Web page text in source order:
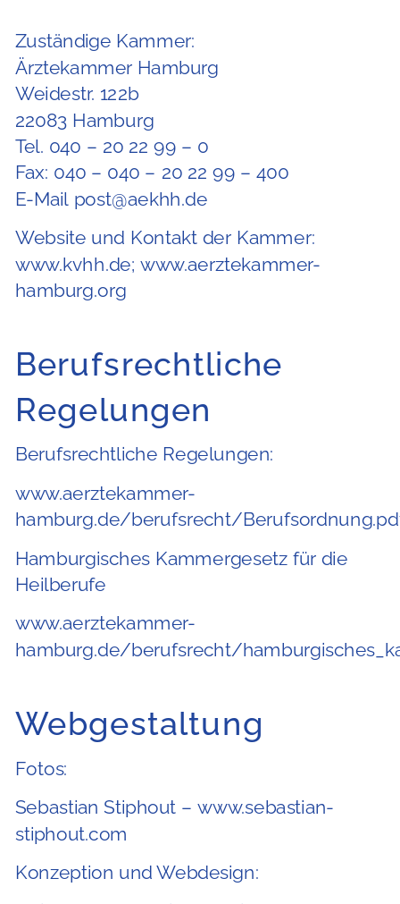
Zuständige Kammer:
Ärztekammer Hamburg
Weidestr. 122b
22083 Hamburg
Tel. 040 – 20 22 99 – 0
Fax: 040 – 040 – 20 22 99 – 400
E-Mail post@aekhh.de
Website und Kontakt der Kammer:
www.kvhh.de; www.aerztekammer-
hamburg.org
Berufsrechtliche
Regelungen
Berufsrechtliche Regelungen:
www.aerztekammer-
hamburg.de/berufsrecht/
Hamburgisches Kammergesetz für die
Heilberufe
www.aerztekammer-
hamburg.de/berufsrecht/
Webgestaltung
Fotos:
Sebastian Stiphout – www.sebastian-
stiphout.com
Konzeption und Webdesign: